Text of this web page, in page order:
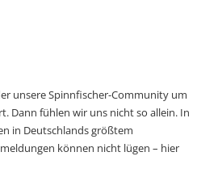
unsere Spinnfischer-Community um
Dann fühlen wir uns nicht so allein. In
in Deutschlands größtem
können nicht lügen – hier